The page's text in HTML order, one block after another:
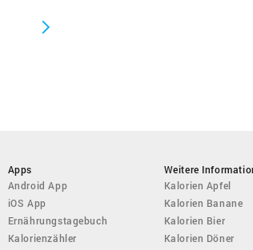
Apps
Android App
iOS App
Ernährungstagebuch
Kalorienzähler
Weitere
Kalorien Apfel
Kalorien Banane
Kalorien Bier
Kalorien Döner